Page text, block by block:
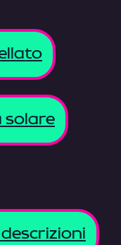
solare